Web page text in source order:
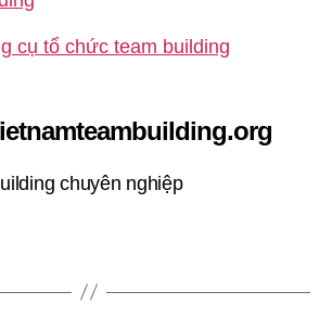
cụ tổ chức team building
chuyên nghiệp